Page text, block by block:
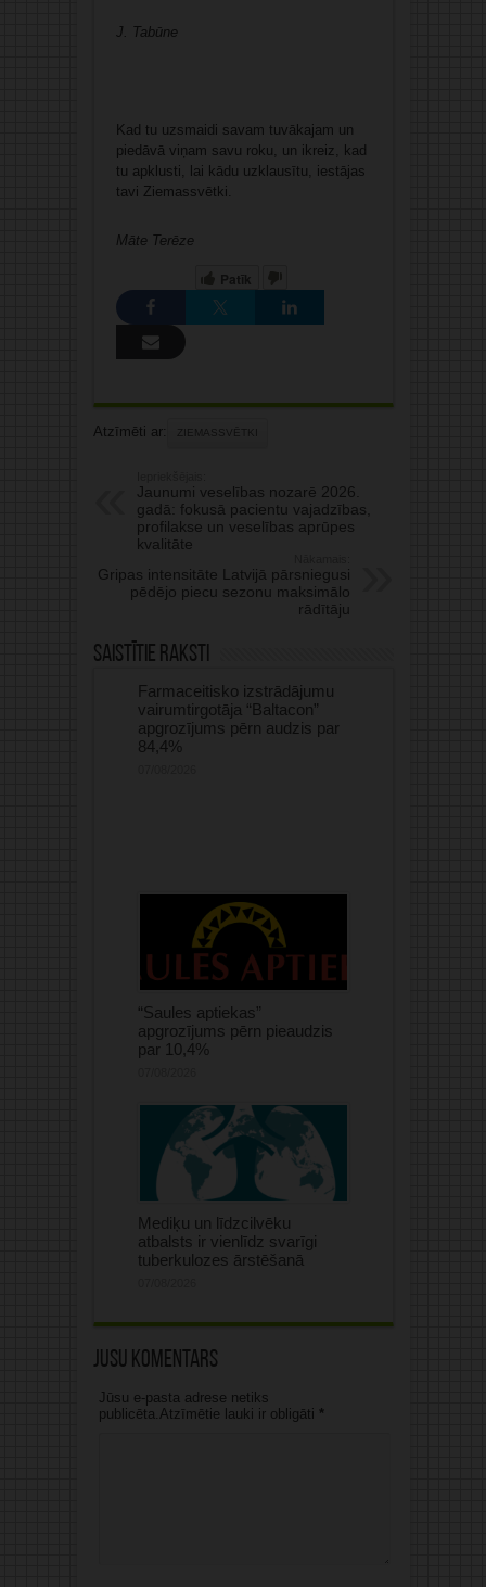
J. Tabūne
Kad tu uzsmaidi savam tuvākajam un
piedāvā viņam savu roku, un ikreiz, kad
tu apklusti, lai kādu uzklausītu, iestājas
tavi Ziemassvētki.
Māte Terēze
Patīk
Atzīmēti ar: ZIEMASSVĒTKI
Jaunumi veselības nozarē 2026.
gadā: fokusā pacientu vajadzības,
profilakse un veselības aprūpes
kvalitāte
Gripas intensitāte Latvijā pārsniegusi
pēdējo piecu sezonu maksimālo
rādītāju
Saistītie raksti
Farmaceitisko izstrādājumu
vairumtirgotāja “Baltacon”
apgrozījums pērn audzis par
84,4%
“Saules aptiekas”
apgrozījums pērn pieaudzis
par 10,4%
Mediķu un līdzcilvēku
atbalsts ir vienlīdz svarīgi
tuberkulozes ārstēšanā
Jūsu komentārs
Jūsu e-pasta adrese netiks
publicēta.Atzīmētie lauki ir obligāti *